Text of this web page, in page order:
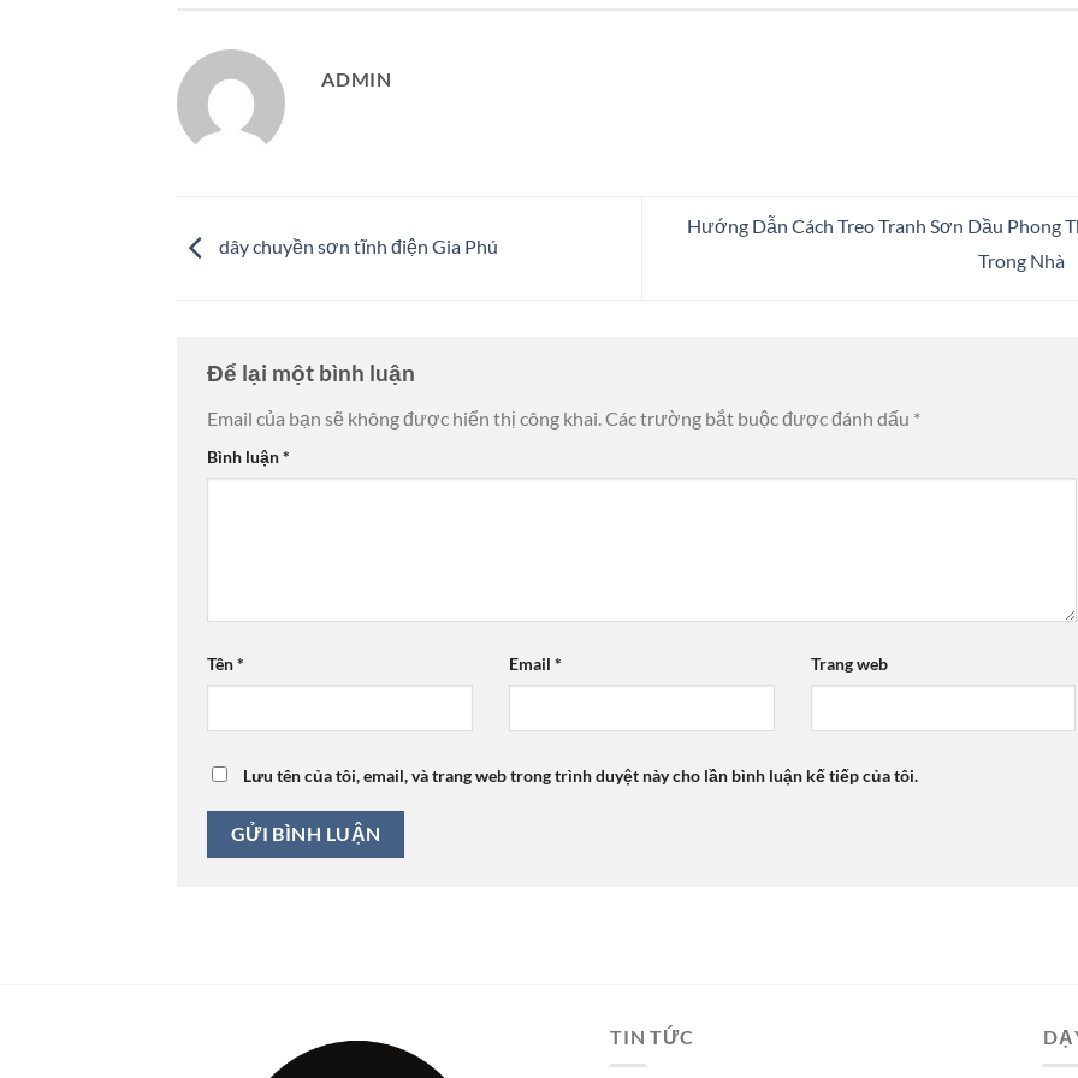
ADMIN
dây chuyền sơn tĩnh điện Gia Phú
Hướng Dẫn Cách Treo Tranh Sơn Dầu Phong
Trong Nhà
Để lại một bình luận
Email của bạn sẽ không được hiển thị công khai.Các trường bắt buộc được đánh dấu *
Bình luận*
Tên* Email * Trang web
Lưu tên của tôi, email, và trang web trong trình duyệt này cho lần bình luận kế tiếp của tôi.
TIN TỨC